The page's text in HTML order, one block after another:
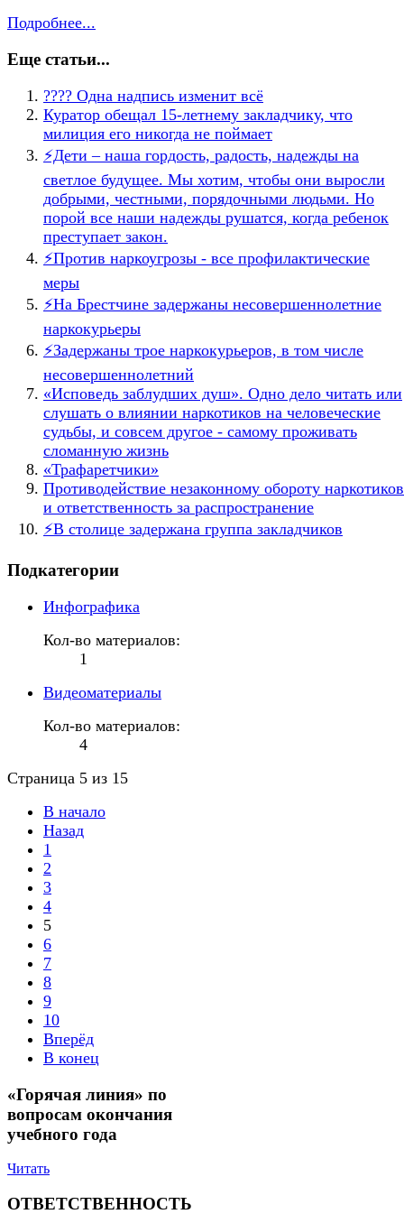
Подробнее...
Еще статьи...
???? Одна надпись изменит всё
Куратор обещал 15-летнему закладчику, что
милиция его никогда не поймает
⚡️Дети – наша гордость, радость, надежды на
светлое будущее. Мы хотим, чтобы они выросли
добрыми, честными, порядочными людьми. Но
порой все наши надежды рушатся, когда ребенок
преступает закон.
⚡️Против наркоугрозы - все профилактические
меры
⚡️На Брестчине задержаны несовершеннолетние
наркокурьеры
⚡️Задержаны трое наркокурьеров, в том числе
несовершеннолетний
«Исповедь заблудших душ». Одно дело читать или
слушать о влиянии наркотиков на человеческие
судьбы, и совсем другое - самому проживать
сломанную жизнь
«Трафаретчики»
Противодействие незаконному обороту наркотиков
и ответственность за распространение
⚡️В столице задержана группа закладчиков
Подкатегории
Инфографика
Кол-во материалов:
1
Видеоматериалы
Кол-во материалов:
4
Страница 5 из 15
В начало
Назад
1
2
3
4
5
6
7
8
9
10
Вперёд
В конец
«Горячая линия» по
вопросам окончания
учебного года
Читать
ОТВЕТСТВЕННОСТЬ